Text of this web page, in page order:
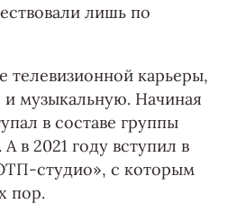
лишь по
телевизионной карьеры,
и музыкальную. Начиная
в составе группы
в 2021 году вступил в
студио», с которым
пор.